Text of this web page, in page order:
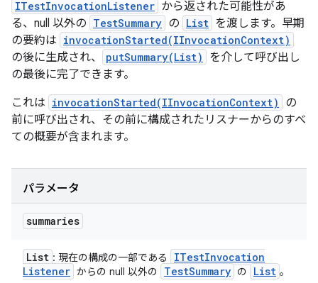
ITestInvocationListener から返された可能性があ
る、null 以外の TestSummary の List を渡します。早期
の要約は invocationStarted(IInvocationContext)
の後に生成され、 putSummary(List)
を介して呼び出し
の最後に完了できます。
これは invocationStarted(IInvocationContext)
の
前に呼び出され、その前に構成されたリスナーからのすべ
ての概要が含まれます。
パラメータ
summaries
List : 現在の構成の一部である ITestInvocation
Listener からの null 以外の TestSummary の List 。